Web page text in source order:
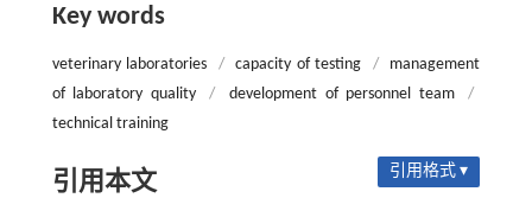
Key words
veterinary laboratories / capacity of testing /
management
of laboratory quality
/ development of personnel team
/
technical training
引用本文 引用格式 ▾